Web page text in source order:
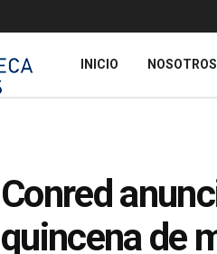
INICIO NOSOTROS
Conred
quincena de